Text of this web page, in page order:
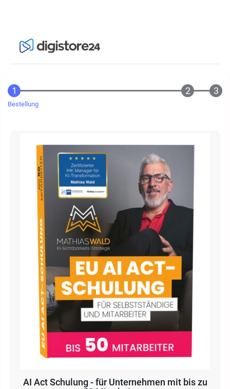
Bestellung
AI Act Schulung - für Unternehmen mit bis zu